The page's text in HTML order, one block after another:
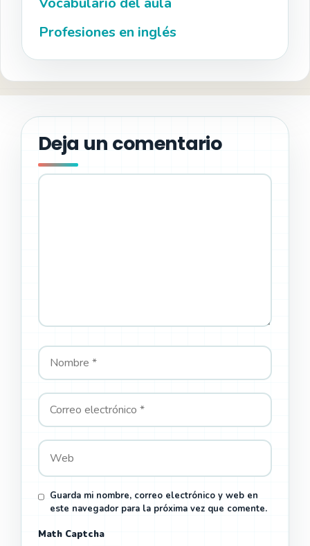
Profesiones en inglés
Deja un comentario
Comentario
Nombre
Correo
Web
Guarda mi nombre, correo electrónico y web en
este navegador para la próxima vez que comente.
Math Captcha